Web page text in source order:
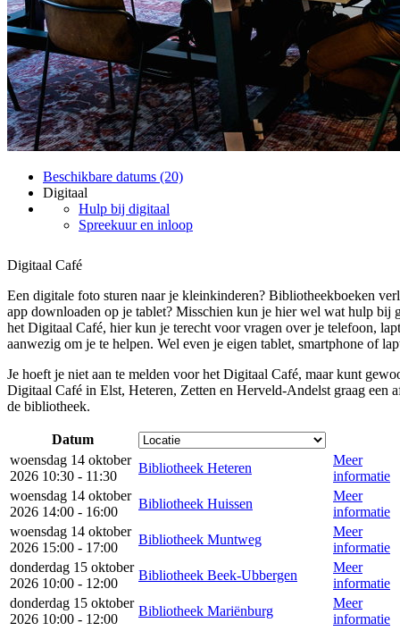
Beschikbare datums (20)
Digitaal
Hulp bij digitaal
Spreekuur en inloop
Digitaal Café
Een digitale foto sturen naar je kleinkinderen? Bibliotheekboeken
app downloaden op je tablet? Misschien kun je hier wel wat hulp bij
het Digitaal Café, hier kun je terecht voor vragen over je telefoon,
aanwezig om je te helpen. Wel even je eigen tablet, smartphone of
Je hoeft je niet aan te melden voor het Digitaal Café, maar kunt
Digitaal Café in Elst, Heteren, Zetten en Herveld-Andelst graag een
de bibliotheek.
Datum
woensdag 14 oktober
2026 10:30 - 11:30
Bibliotheek Heteren
Meer
informatie
woensdag 14 oktober
2026 14:00 - 16:00
Bibliotheek Huissen
Meer
informatie
woensdag 14 oktober
2026 15:00 - 17:00
Bibliotheek Muntweg
Meer
informatie
donderdag 15 oktober
2026 10:00 - 12:00
Bibliotheek Beek-Ubbergen
Meer
informatie
donderdag 15 oktober
2026 10:00 - 12:00
Bibliotheek Mariënburg
Meer
informatie